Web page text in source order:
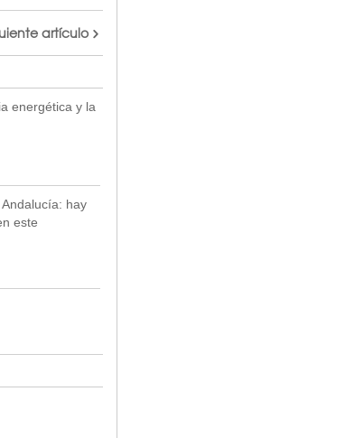
artículo
energética y la
hay
este